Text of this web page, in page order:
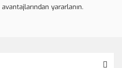
yararlanın.